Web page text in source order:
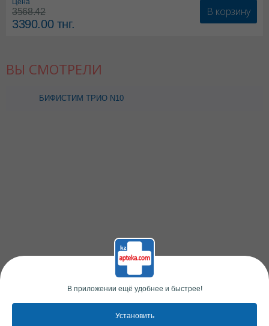
Цена
3568.42
3390.00тнг.
В корзину
ВЫ СМОТРЕЛИ
БИФИСТИМ ТРИО N10
В приложении ещё удобнее и быстрее!
Установить